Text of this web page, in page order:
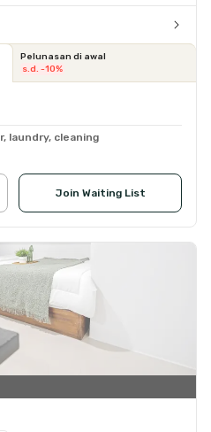
Pelunasan di awal
s.d. -10%
laundry, cleaning
Join Waiting List